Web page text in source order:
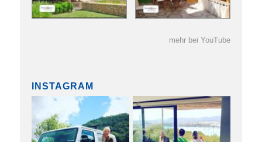
mehr bei YouTube
INSTAGRAM